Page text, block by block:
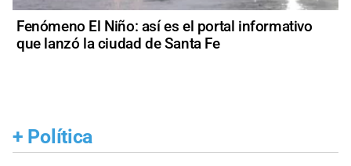
Fenómeno El Niño: así es el portal informativo
que lanzó la ciudad de Santa Fe
+ Política